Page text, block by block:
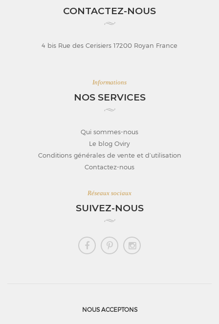
CONTACTEZ-NOUS
4 bis Rue des Cerisiers 17200 Royan France
Informations
NOS SERVICES
Qui sommes-nous
Le blog Oviry
Conditions générales de vente et d’utilisation
Contactez-nous
Réseaux sociaux
SUIVEZ-NOUS
NOUS ACCEPTONS